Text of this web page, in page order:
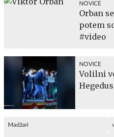
NOVICE
Orban
potem
#video
NOVICE
Volilni
Madžari